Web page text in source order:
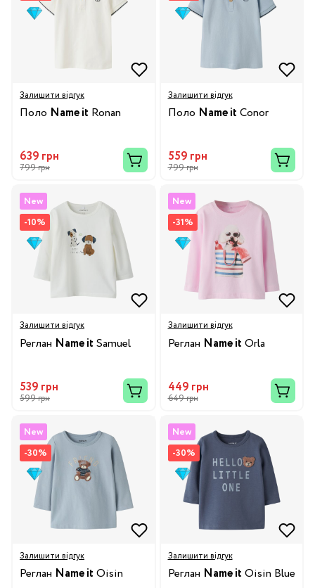
Залишити відгук
Поло Name it Ronan
639 грн
799 грн
Залишити відгук
Поло Name it Conor
559 грн
799 грн
New
-10%
Залишити відгук
Реглан Name it Samuel
539 грн
599 грн
New
-31%
Залишити відгук
Реглан Name it Orla
449 грн
649 грн
New
-30%
Залишити відгук
Реглан Name it Oisin
New
-30%
Залишити відгук
Реглан Name it Oisin Blue